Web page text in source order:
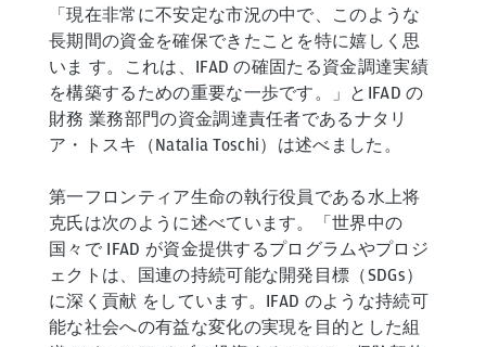
「現在非常に不安定な市況の中で、このような
長期間の資金を確保できたことを特に嬉しく思
いま す。これは、IFAD の確固たる資金調達実績
を構築するための重要な一歩です。」とIFAD の
財務 業務部門の資金調達責任者であるナタリ
ア・トスキ（Natalia Toschi）は述べました。
第一フロンティア生命の執行役員である水上将
克氏は次のように述べています。「世界中の
国々で IFAD が資金提供するプログラムやプロジ
ェクトは、国連の持続可能な開発目標（SDGs）
に深く貢献 をしています。IFAD のような持続可
能な社会への有益な変化の実現を目的とした組